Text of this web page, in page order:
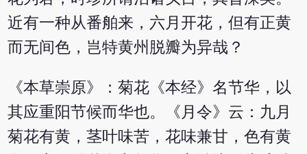
近有一种从番舶来，六月开花，但有正黄
而无间色，岂特黄州脱瓣为异哉？
《本草崇原》：菊花《本经》名节华，以
其应重阳节候而华也。《月令》云：九月
菊花有黄，茎叶味苦，花味兼甘，色有黄